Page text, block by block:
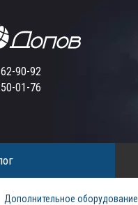
90-92
01-76
Дополнительное оборудование